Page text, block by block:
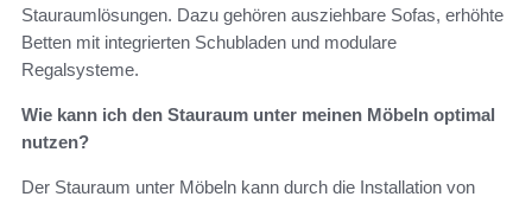
Stauraumlösungen. Dazu gehören ausziehbare Sofas, erhöhte
Betten mit integrierten Schubladen und modulare
Regalsysteme.
Wie kann ich den Stauraum unter meinen Möbeln optimal
nutzen?
Der Stauraum unter Möbeln kann durch die Installation von